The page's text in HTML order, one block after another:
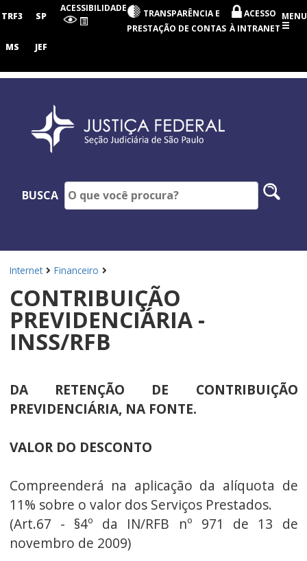
Judiciária
Paulo
TRF3 SP
MS JEF
ACESSIBILIDADE
TRANSPARÊNCIA E
PRESTAÇÃO DE CONTAS
ACESSO
À INTRANET
MENU
BUSCA
Internet Financeiro
CONTRIBUIÇÃO
PREVIDENCIÁRIA -
INSS/RFB
DA RETENÇÃO DE CONTRIBUIÇÃO
PREVIDENCIÁRIA, NA FONTE.
VALOR DO DESCONTO
Compreenderá na aplicação da alíquota de
11% sobre o valor dos Serviços Prestados.
(Art.67 - §4º da IN/RFB nº 971 de 13 de
novembro de 2009)